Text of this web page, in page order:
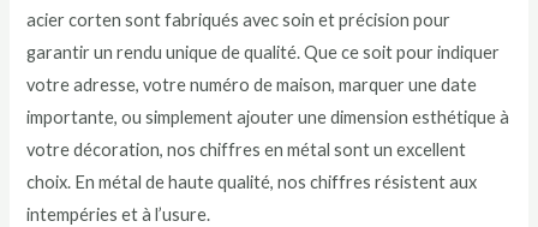
acier corten sont fabriqués avec soin et précision pour
garantir un rendu unique de qualité. Que ce soit pour indiquer
votre adresse, votre numéro de maison, marquer une date
importante, ou simplement ajouter une dimension esthétique à
votre décoration, nos chiffres en métal sont un excellent
choix. En métal de haute qualité, nos chiffres résistent aux
intempéries et à l’usure.